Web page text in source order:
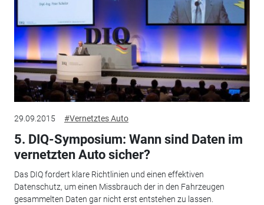
29.09.2015 #Vernetztes Auto
5. DIQ-Symposium: Wann sind Daten im
vernetzten Auto sicher?
Das DIQ fordert klare Richtlinien und einen effektiven
Datenschutz, um einen Missbrauch der in den Fahrzeugen
gesammelten Daten gar nicht erst entstehen zu lassen.